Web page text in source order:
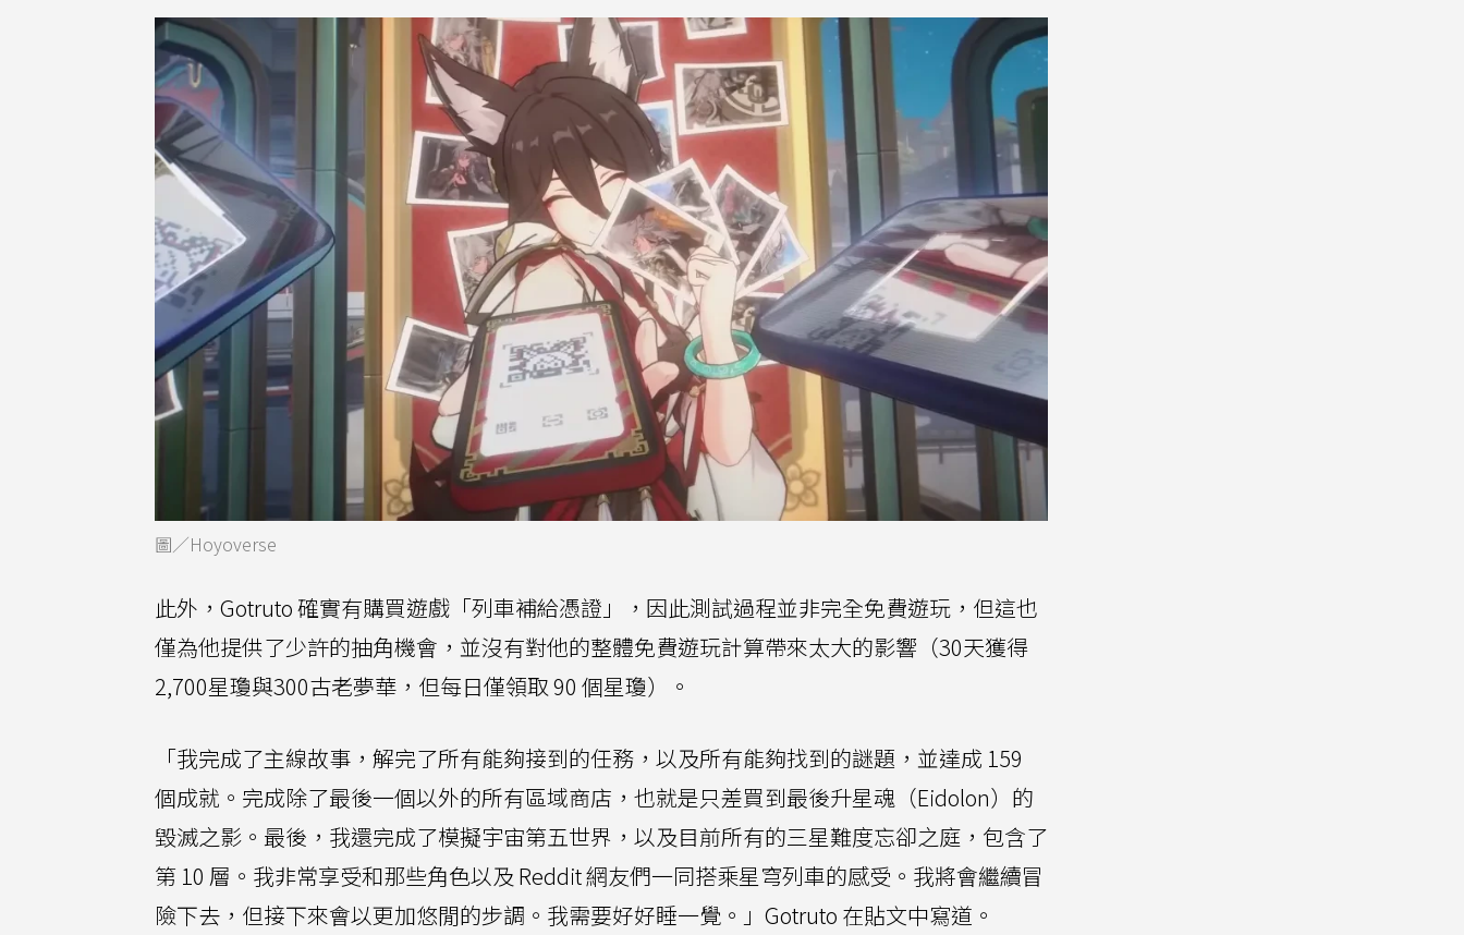
圖／Hoyoverse
此外，Gotruto 確實有購買遊戲「列車補給憑證」，因此測試過程並非完全免費遊玩，但這也
僅為他提供了少許的抽角機會，並沒有對他的整體免費遊玩計算帶來太大的影響（30天獲得
2,700星瓊與300古老夢華，但每日僅領取 90 個星瓊）。
「我完成了主線故事，解完了所有能夠接到的任務，以及所有能夠找到的謎題，並達成 159
個成就。完成除了最後一個以外的所有區域商店，也就是只差買到最後升星魂（Eidolon）的
毀滅之影。最後，我還完成了模擬宇宙第五世界，以及目前所有的三星難度忘卻之庭，包含了
第 10 層。我非常享受和那些角色以及 Reddit 網友們一同搭乘星穹列車的感受。我將會繼續冒
險下去，但接下來會以更加悠閒的步調。我需要好好睡一覺。」Gotruto 在貼文中寫道。